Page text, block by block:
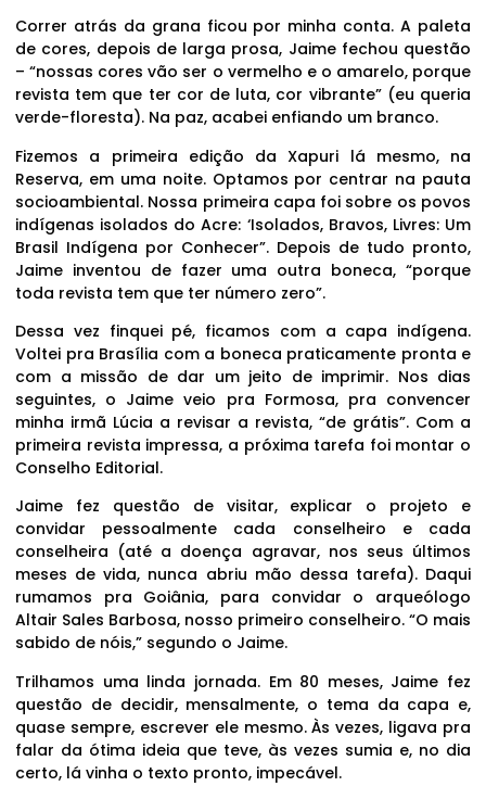
Correr atrás da grana ficou por minha conta. A paleta
de cores, depois de larga prosa, Jaime fechou questão
– “nossas cores vão ser o vermelho e o amarelo, porque
revista tem que ter cor de luta, cor vibrante” (eu queria
verde-floresta). Na paz, acabei enfiando um branco.
Fizemos a primeira edição da Xapuri lá mesmo, na
Reserva, em uma noite. Optamos por centrar na pauta
socioambiental. Nossa primeira capa foi sobre os povos
indígenas isolados do Acre: ‘Isolados, Bravos, Livres: Um
Brasil Indígena por Conhecer”. Depois de tudo pronto,
Jaime inventou de fazer uma outra boneca, “porque
toda revista tem que ter número zero”.
Dessa vez finquei pé, ficamos com a capa indígena.
Voltei pra Brasília com a boneca praticamente pronta e
com a missão de dar um jeito de imprimir. Nos dias
seguintes, o Jaime veio pra Formosa, pra convencer
minha irmã Lúcia a revisar a revista, “de grátis”. Com a
primeira revista impressa, a próxima tarefa foi montar o
Conselho Editorial.
Jaime fez questão de visitar, explicar o projeto e
convidar pessoalmente cada conselheiro e cada
conselheira (até a doença agravar, nos seus últimos
meses de vida, nunca abriu mão dessa tarefa). Daqui
rumamos pra Goiânia, para convidar o arqueólogo
Altair Sales Barbosa, nosso primeiro conselheiro. “O mais
sabido de nóis,” segundo o Jaime.
Trilhamos uma linda jornada. Em 80 meses, Jaime fez
questão de decidir, mensalmente, o tema da capa e,
quase sempre, escrever ele mesmo. Às vezes, ligava pra
falar da ótima ideia que teve, às vezes sumia e, no dia
certo, lá vinha o texto pronto, impecável.